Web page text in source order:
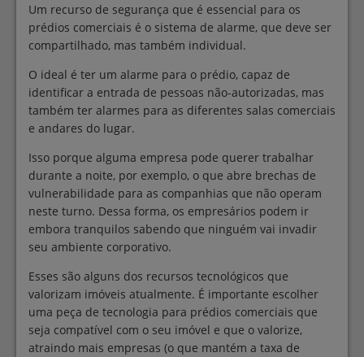
Um recurso de segurança que é essencial para os
prédios comerciais é o sistema de alarme, que deve ser
compartilhado, mas também individual.
O ideal é ter um alarme para o prédio, capaz de
identificar a entrada de pessoas não-autorizadas, mas
também ter alarmes para as diferentes salas comerciais
e andares do lugar.
Isso porque alguma empresa pode querer trabalhar
durante a noite, por exemplo, o que abre brechas de
vulnerabilidade para as companhias que não operam
neste turno. Dessa forma, os empresários podem ir
embora tranquilos sabendo que ninguém vai invadir
seu ambiente corporativo.
Esses são alguns dos recursos tecnológicos que
valorizam imóveis atualmente. É importante escolher
uma peça de tecnologia para prédios comerciais que
seja compatível com o seu imóvel e que o valorize,
atraindo mais empresas (o que mantém a taxa de